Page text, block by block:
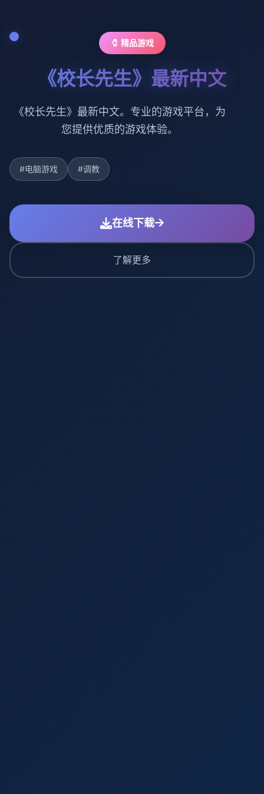
🧷 精品游戏
《校长先生》最新中文
《校长先生》最新中文。专业的游戏平台，为
您提供优质的游戏体验。
#电脑游戏 #调教
在线下载
了解更多